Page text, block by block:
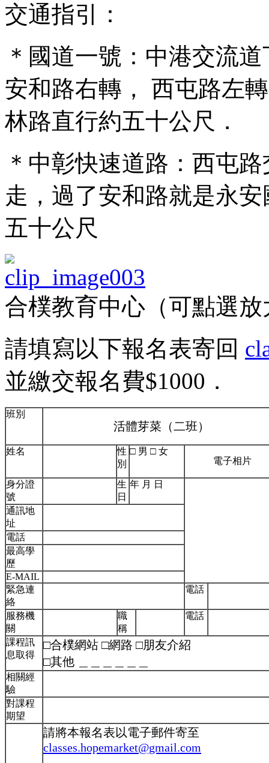
交通指引：
＊國道一號：中港交流
安和路右轉， 西屯路左
林路直行約五十公尺．
＊中彰快速道路：西屯
走，過了安和路就是永
五十公尺
合樸教育中心（可點選放
請填寫以下報名表寄回
並繳交報名費$1000．
班別
活體芽菜（二班）
姓名
性
別
□ 男 □ 女
電子相片
身分證
號
生
日
年 月 日
通訊地
址
電話
最高學
歷
E-MAIL
緊急連
絡
電話
服務機
關
職
稱
電話
課程訊
息取得
□合樸網站 □網路 □朋友介紹
□其他 ＿＿＿＿＿＿
相關經
驗
對課程
期望
請將本報名表以電子郵件寄至
classes.hopemarket@gmail.com